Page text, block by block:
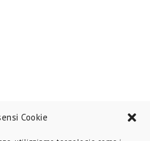
Cookie